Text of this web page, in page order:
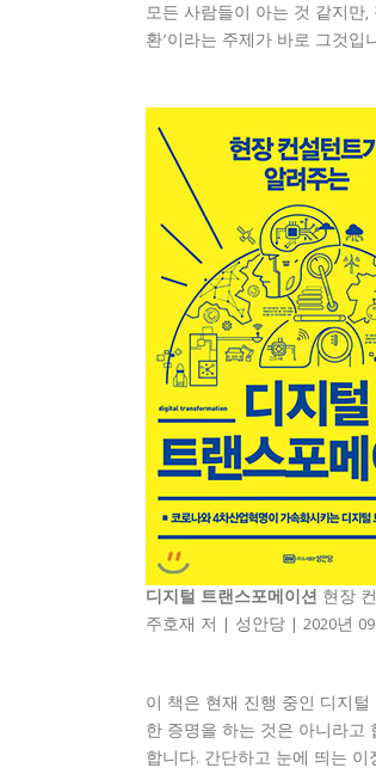
모든 사람들이 아는 것 같지만
환’이라는 주제가 바로 그것입
디지털 트랜스포메이션 현장
주호재 저 | 성안당 | 2020년
이 책은 현재 진행 중인 디지
한 증명을 하는 것은 아니라고
합니다. 간단하고 눈에 띄는